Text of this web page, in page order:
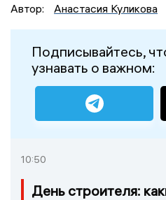
Автор: Анастасия Куликова
Подписывайтесь,
узнавать о важном:
10:50
День строителя: